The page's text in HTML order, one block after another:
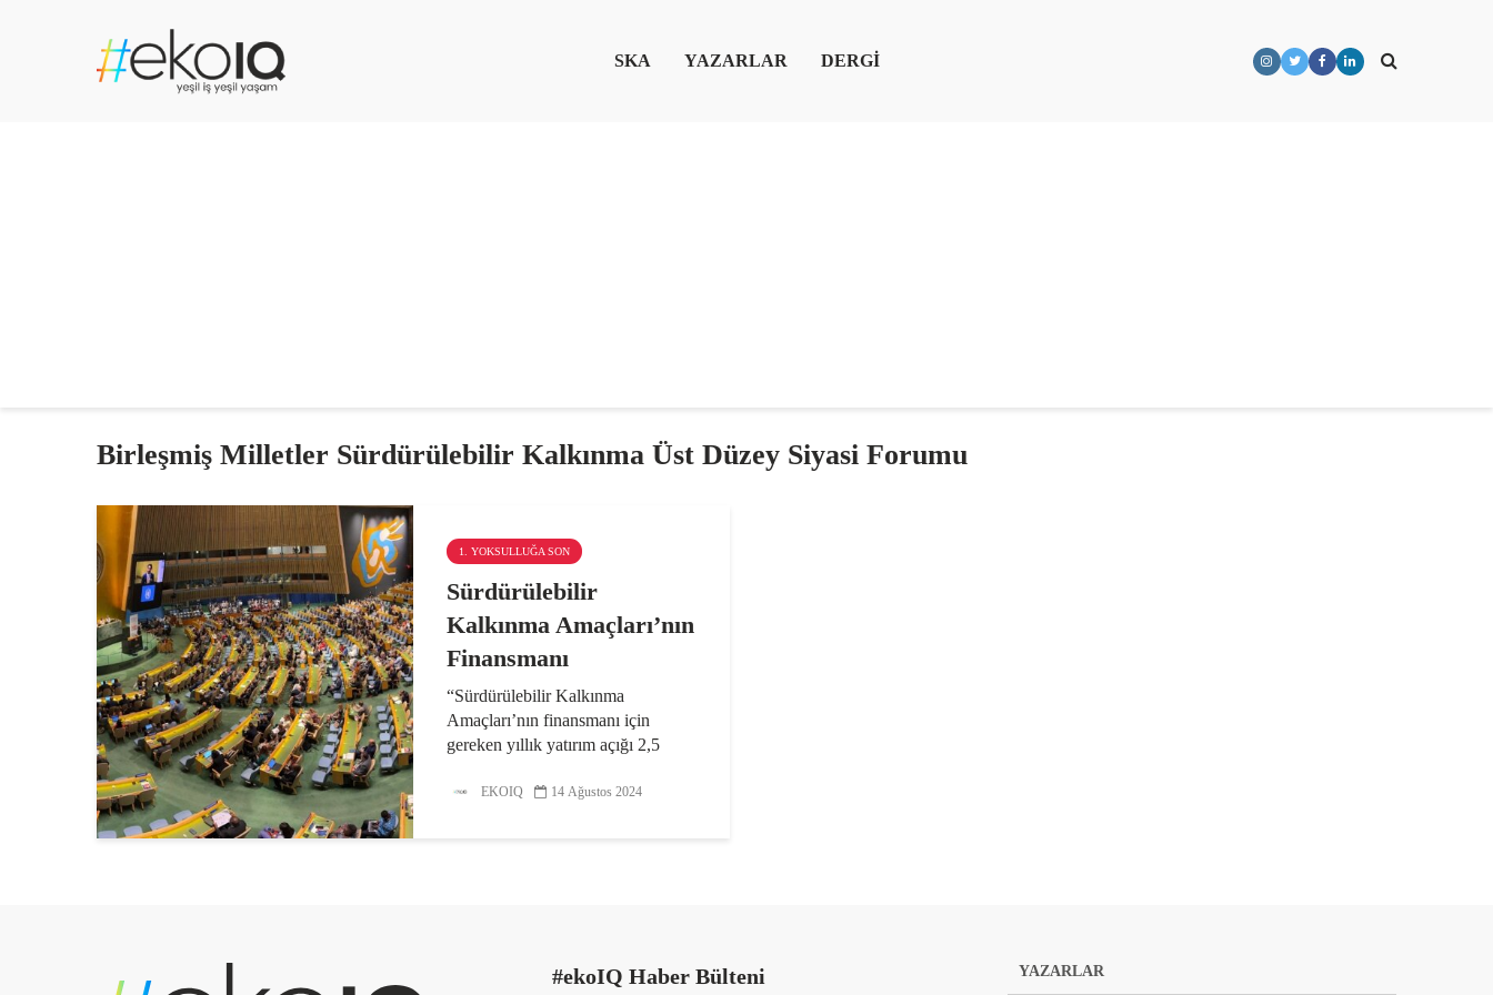
SKA YAZARLAR DERGİ
Birleşmiş Milletler Sürdürülebilir Kalkınma Üst Düzey Siyasi Forumu
1. YOKSULLUĞA SON
Sürdürülebilir
Kalkınma Amaçları’nın
Finansmanı
“Sürdürülebilir Kalkınma
Amaçları’nın finansmanı için
gereken yıllık yatırım açığı 2,5
gereken finansman açığı 4 trilyon
EKOIQ 14 Ağustos 2024
#ekoIQ Haber Bülteni YAZARLAR